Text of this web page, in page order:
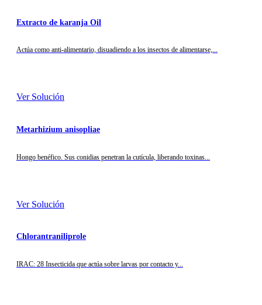
Extracto de karanja Oil
Actúa como anti-alimentario, disuadiendo a los insectos de alimentarse,...
Ver Solución
Metarhizium anisopliae
Hongo benéfico. Sus conidias penetran la cutícula, liberando toxinas...
Ver Solución
Chlorantraniliprole
IRAC: 28 Insecticida que actúa sobre larvas por contacto y...